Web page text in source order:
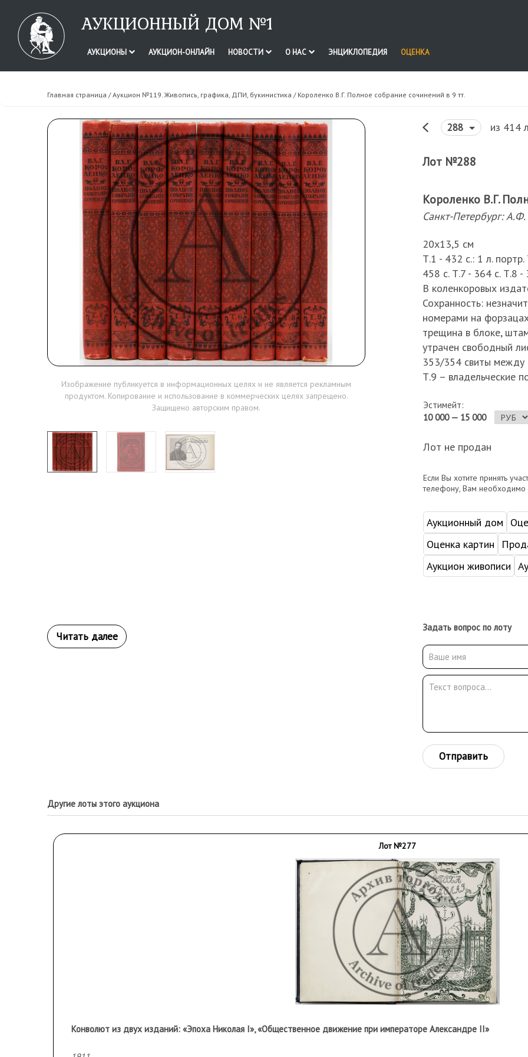
АУКЦИОННЫЙ ДОМ №1
АУКЦИОНЫ АУКЦИОН-ОНЛАЙН НОВОСТИ О НАС ЭНЦИКЛОПЕДИЯ ОЦЕНКА
Главная страница /Аукцион №119. Живопись, графика, ДПИ, букинистика / Короленко В.Г. Полное собрание сочинений в 9 тт.
Изображение публикуется в информационных целях и не является рекламным
продуктом. Копирование и использование в коммерческих целях запрещено.
Защищено авторским правом.
288 из 414
Лот №288
Короленко В.Г.
Санкт-Петербург:
20х13,5 см
Т.1 - 432 с.: 1 л.
458 с. Т.7 - 364 с. Т.8 -
В коленкоровых
Сохранность:
номерами на
трещина в блоке,
утрачен свободный
353/354 свиты между
Т.9 – владельческие
Эстимейт:
10 000 — 15 000
Лот не продан
Если Вы хотите принять
телефону, Вам необходимо
Аукционный дом
Оценка картин
Аукцион живописи
Задать вопрос по лоту
Отправить
Другие лоты этого аукциона
Лот №277
Конволют из двух изданий: «Эпоха Николая I», «Общественное движение при императоре Александре II»